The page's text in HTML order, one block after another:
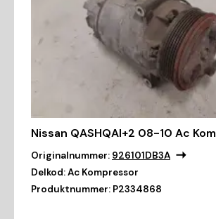
Nissan QASHQAI+2 08-10 Ac
Originalnummer: 926101DB3A
Delkod:Ac Kompressor
Produktnummer: P2334868